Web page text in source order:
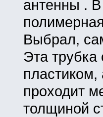
антенны .
Выбрал,
Эта трубка
проходит
толщиной